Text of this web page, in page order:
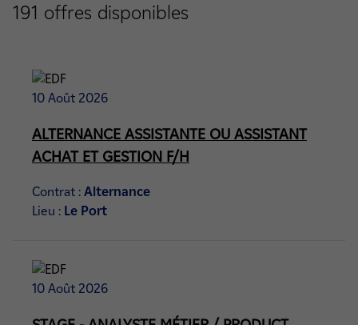
191 offres disponibles
10 Août 2026
ALTERNANCE ASSISTANTE OU ASSISTANT
ACHAT ET GESTION F/H
Contrat : Alternance
Lieu : Le Port
10 Août 2026